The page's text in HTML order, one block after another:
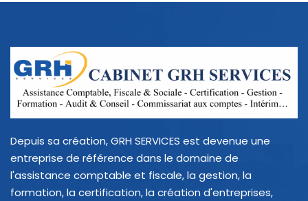
Depuis sa création, GRH SERVICES est devenue une
entreprise de référence dans le domaine de
l'assistance comptable et fiscale, la gestion, la
formation, la certification, la création d'entreprises,